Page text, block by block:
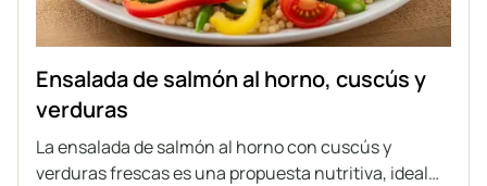
Ensalada de salmón al horno, cuscús y
verduras
La ensalada de salmón al horno con cuscús y
verduras frescas es una propuesta nutritiva, ideal